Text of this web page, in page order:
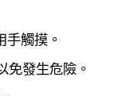
手觸摸。
免發生危險。